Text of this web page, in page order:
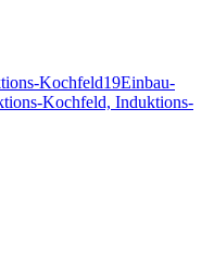
Kochfeld19Einbau-
Kochfeld, Induktions-